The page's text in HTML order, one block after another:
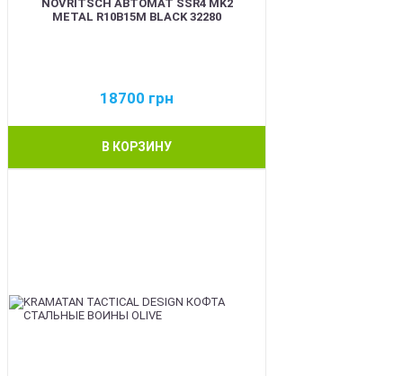
NOVRITSCH АВТОМАТ SSR4 MK2
METAL R10B15M BLACK 32280
18700 грн
В КОРЗИНУ